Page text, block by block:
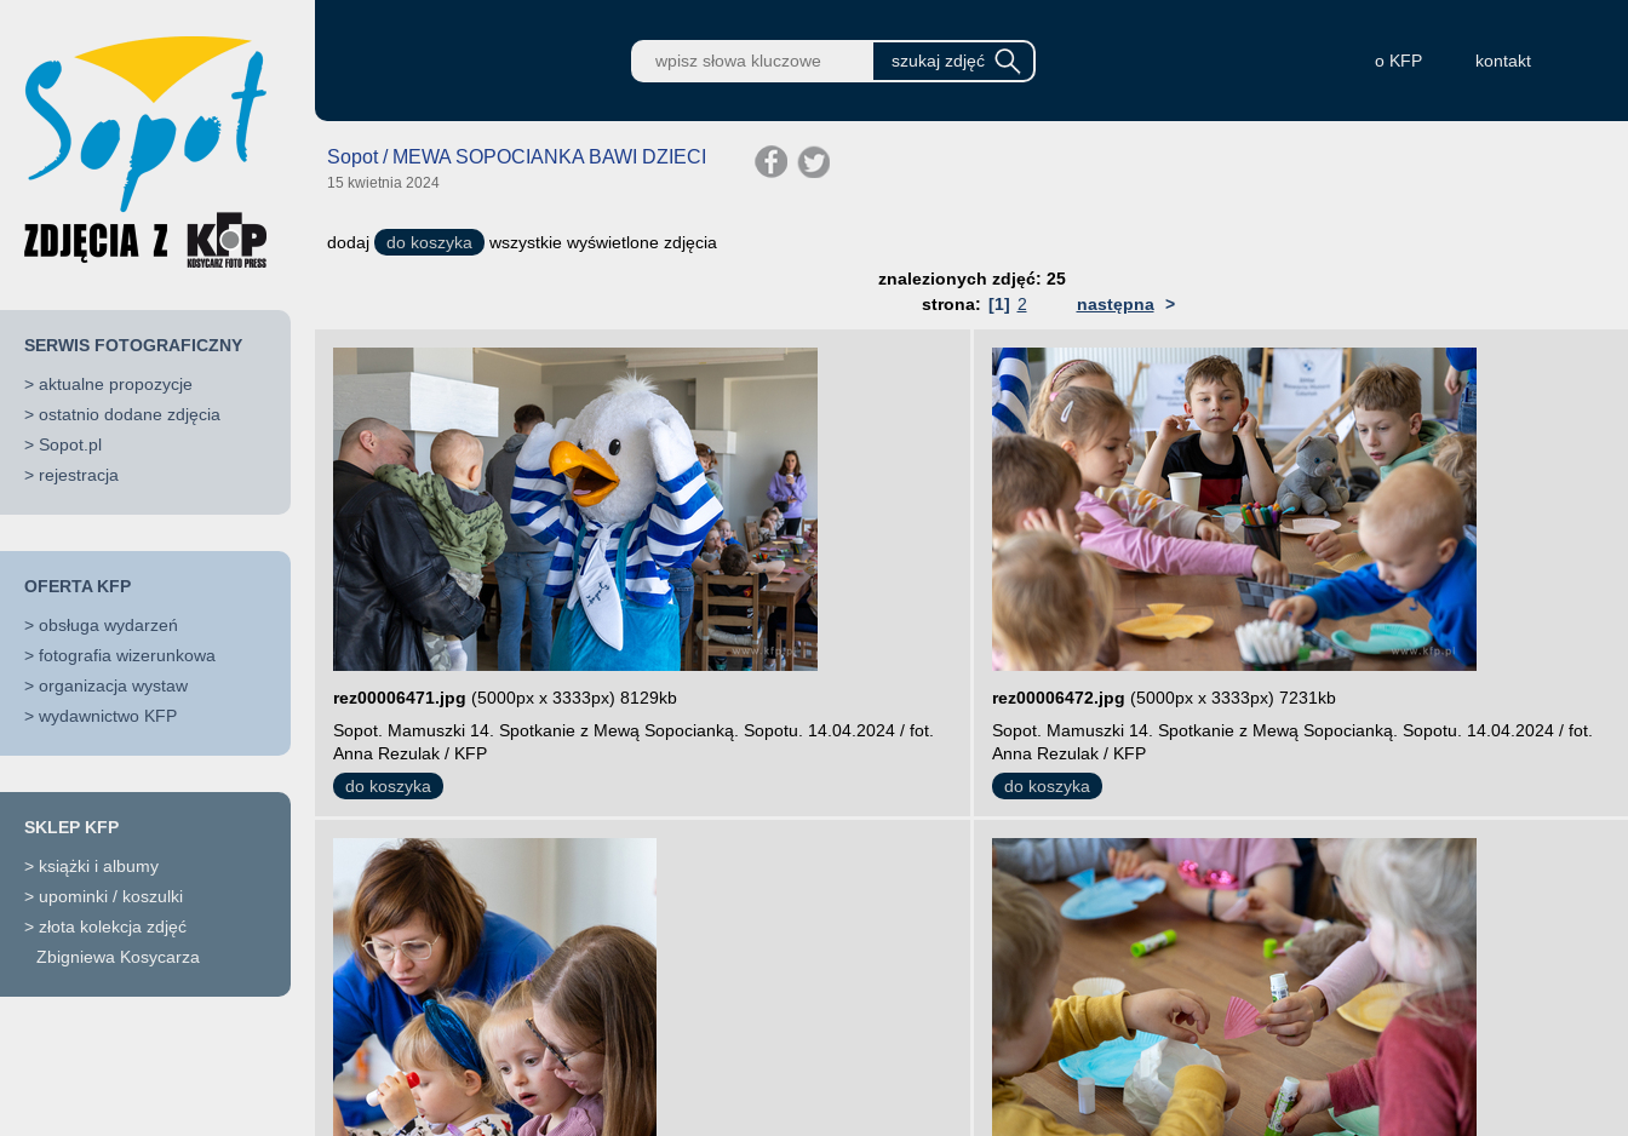
SERWIS FOTOGRAFICZNY
> aktualne propozycje
> ostatnio dodane zdjęcia
> Sopot.pl
> rejestracja
OFERTA KFP
> obsługa wydarzeń
> fotografia wizerunkowa
> organizacja wystaw
> wydawnictwo KFP
SKLEP KFP
> książki i albumy
> upominki / koszulki
> złota kolekcja zdjęć
Zbigniewa Kosycarza
o KFP kontakt
Sopot / MEWA SOPOCIANKA BAWI DZIECI
15 kwietnia 2024
dodaj do koszyka
wszystkie wyświetlone zdjęcia
znalezionych zdjęć: 25
strona: [1] 2 następna >
rez00006471.jpg (5000px x 3333px) 8129kb
Sopot. Mamuszki 14. Spotkanie z Mewą Sopocianką. Sopotu. 14.04.2024 / fot.
Anna Rezulak / KFP
do koszyka
rez00006472.jpg (5000px x 3333px) 7231kb
Sopot. Mamuszki 14. Spotkanie z Mewą Sopocianką. Sopotu. 14.04.2024 / fot.
Anna Rezulak / KFP
do koszyka